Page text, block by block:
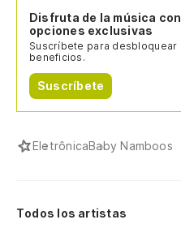
Disfruta de la música con
opciones exclusivas
Suscríbete para desbloquear
beneficios.
Suscríbete
EletrônicaBaby Namboos
Todos los artistas